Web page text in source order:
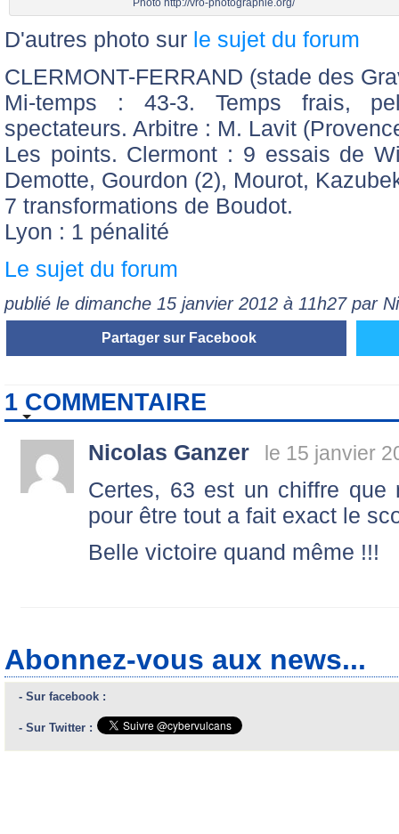
Photo http://vro-photographie.org/
D'autres photo sur le sujet du forum
CLERMONT-FERRAND (stade des
Mi-temps : 43-3. Temps frais,
spectateurs. Arbitre : M. Lavit
Les points. Clermont : 9 essais de
Demotte, Gourdon (2), Mourot,
7 transformations de Boudot.
Lyon : 1 pénalité
Le sujet du forum
publié le dimanche 15 janvier 2012 à 11h27 par
Partager sur Facebook
1 COMMENTAIRE
Nicolas Ganzer le 15 janvier
Certes, 63 est un chiffre que
pour être tout a fait exact le
Belle victoire quand même !!!
Abonnez-vous aux news...
- Sur facebook :
- Sur Twitter :